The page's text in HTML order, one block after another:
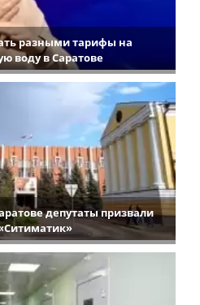
разными тарифы на
воду в Саратове
депутаты призвали